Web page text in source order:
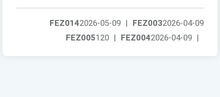
FEZ0032026-04-09
FEZ0142026-05-09 |
FEZ0042026-04-09 |
FEZ005120 |